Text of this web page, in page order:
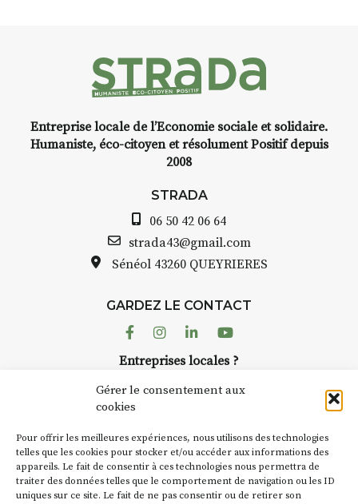
Gérer le consentement aux
cookies
Pour offrir les meilleures expériences, nous utilisons des technologies
telles que les cookies pour stocker et/ou accéder aux informations des
appareils. Le fait de consentir à ces technologies nous permettra de
traiter des données telles que le comportement de navigation ou les ID
uniques sur ce site. Le fait de ne pas consentir ou de retirer son
Entreprise locale de l’Economie sociale et solidaire.
Humaniste, éco-citoyen et résolument Positif depuis
2008
STRADA
06 50 42 06 64
strada43@gmail.com
Sénéol 43260 QUEYRIERES
GARDEZ LE CONTACT
FacebookInstagram
LinkedinYoutube
Entreprises locales ?
Suivez toute l'actu de Strada